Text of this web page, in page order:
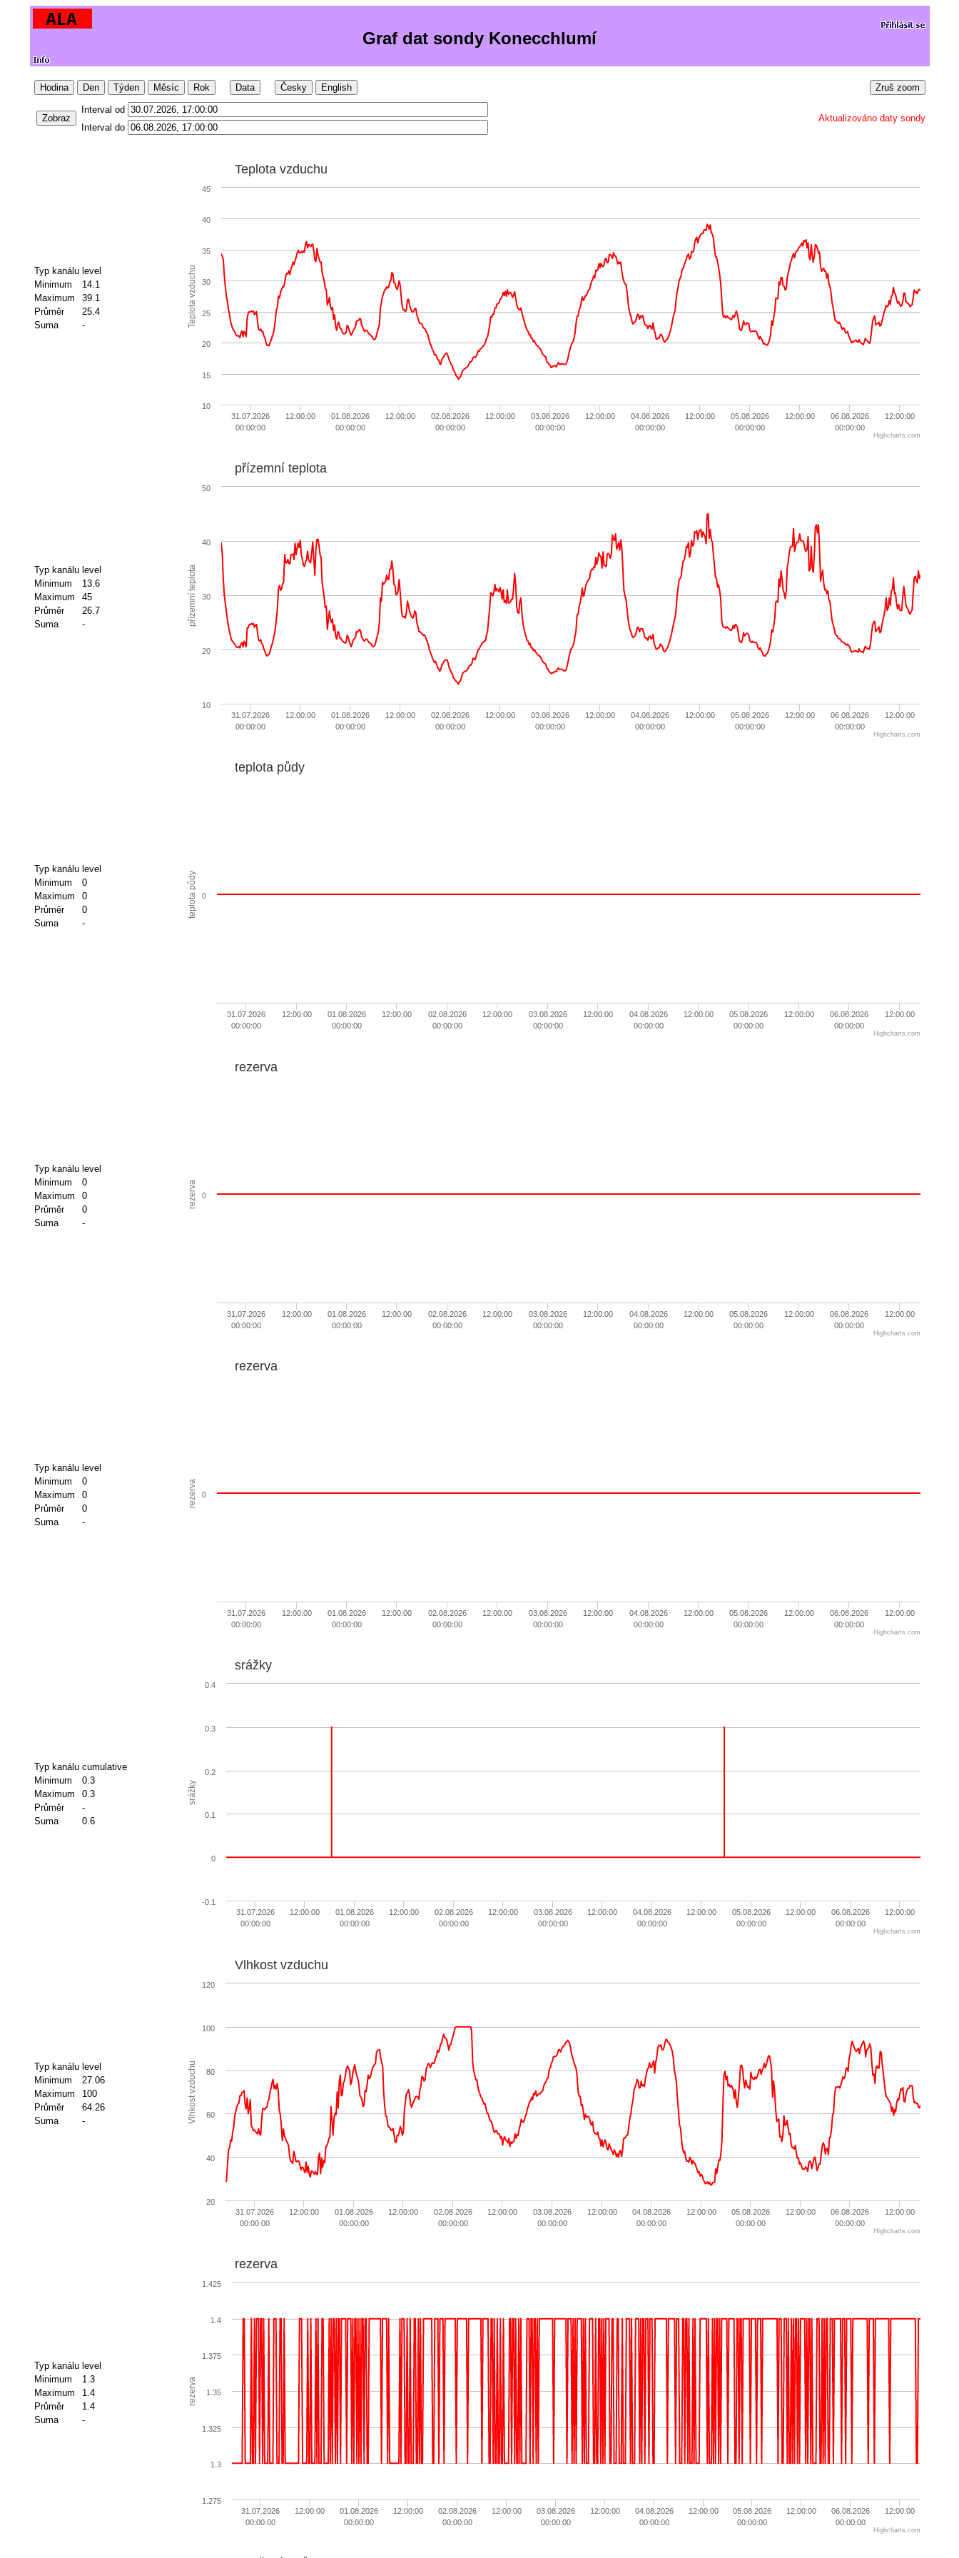
Graf dat sondy Konecchlumí
Hodina Den Týden Měsíc Rok Data Česky English Zruš zoom
Zobraz
Interval od
Interval do
Aktualizováno daty sondy
Typ kanálu level
Minimum
14.1
Maximum
39.1
Průměr
25.4
Suma
- Teplota vzduchu
Teplota vzduchu
31.07.2026
00:00:00
12:00:00
01.08.2026
00:00:00
12:00:00
02.08.2026
00:00:00
12:00:00
03.08.2026
00:00:00
12:00:00
04.08.2026
00:00:00
12:00:00
05.08.2026
00:00:00
12:00:00
06.08.2026
00:00:00
12:00:00
10
15
20
25
30
35
40
45
Highcharts.com
Typ kanálu level
Minimum
13.6
Maximum
45
Průměr
26.7
Suma
- přízemní teplota
přízemní teplota
31.07.2026
00:00:00
12:00:00
01.08.2026
00:00:00
12:00:00
02.08.2026
00:00:00
12:00:00
03.08.2026
00:00:00
12:00:00
04.08.2026
00:00:00
12:00:00
05.08.2026
00:00:00
12:00:00
06.08.2026
00:00:00
12:00:00
10
20
30
40
50
Highcharts.com
Typ kanálu level
Minimum
0
Maximum
0
Průměr
0
Suma
-
teplota půdy
teplota půdy
31.07.2026
00:00:00
12:00:00
01.08.2026
00:00:00
12:00:00
02.08.2026
00:00:00
12:00:00
03.08.2026
00:00:00
12:00:00
04.08.2026
00:00:00
12:00:00
05.08.2026
00:00:00
12:00:00
06.08.2026
00:00:00
12:00:00
0
Highcharts.com
Typ kanálu level
Minimum
0
Maximum
0
Průměr
0
Suma
-
rezerva
rezerva
31.07.2026
00:00:00
12:00:00
01.08.2026
00:00:00
12:00:00
02.08.2026
00:00:00
12:00:00
03.08.2026
00:00:00
12:00:00
04.08.2026
00:00:00
12:00:00
05.08.2026
00:00:00
12:00:00
06.08.2026
00:00:00
12:00:00
0
Highcharts.com
Typ kanálu level
Minimum
0
Maximum
0
Průměr
0
Suma
-
rezerva
rezerva
31.07.2026
00:00:00
12:00:00
01.08.2026
00:00:00
12:00:00
02.08.2026
00:00:00
12:00:00
03.08.2026
00:00:00
12:00:00
04.08.2026
00:00:00
12:00:00
05.08.2026
00:00:00
12:00:00
06.08.2026
00:00:00
12:00:00
0
Highcharts.com
Typ kanálu cumulative
Minimum
0.3
Maximum
0.3
Průměr
-
Suma
0.6
srážky
srážky
31.07.2026
00:00:00
12:00:00
01.08.2026
00:00:00
12:00:00
02.08.2026
00:00:00
12:00:00
03.08.2026
00:00:00
12:00:00
04.08.2026
00:00:00
12:00:00
05.08.2026
00:00:00
12:00:00
06.08.2026
00:00:00
12:00:00
0
0.1
0.2
0.3
-0.1
0.4
Highcharts.com
Typ kanálu level
Minimum
27.06
Maximum
100
Průměr
64.26
Suma
- Vlhkost vzduchu
Vlhkost vzduchu
31.07.2026
00:00:00
12:00:00
01.08.2026
00:00:00
12:00:00
02.08.2026
00:00:00
12:00:00
03.08.2026
00:00:00
12:00:00
04.08.2026
00:00:00
12:00:00
05.08.2026
00:00:00
12:00:00
06.08.2026
00:00:00
12:00:00
20
40
60
80
100
120
Highcharts.com
Typ kanálu level
Minimum
1.3
Maximum
1.4
Průměr
1.4
Suma
-
rezerva
rezerva
31.07.2026
00:00:00
12:00:00
01.08.2026
00:00:00
12:00:00
02.08.2026
00:00:00
12:00:00
03.08.2026
00:00:00
12:00:00
04.08.2026
00:00:00
12:00:00
05.08.2026
00:00:00
12:00:00
06.08.2026
00:00:00
12:00:00
1.275
1.3
1.325
1.35
1.375
1.4
1.425
Highcharts.com